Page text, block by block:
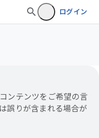
ログイン
ンテンツをご希望の言
誤りが含まれる場合が